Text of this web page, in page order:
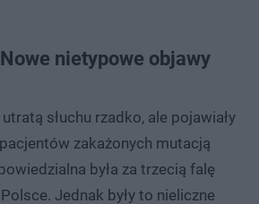
nietypowe objawy
słuchu rzadko, ale pojawiały
zakażonych mutacją
była za trzecią falę
Jednak były to nieliczne